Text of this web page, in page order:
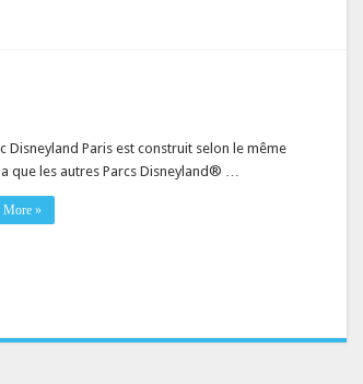
Disneyland Paris est construit selon le même
que les autres Parcs Disneyland® …
More »